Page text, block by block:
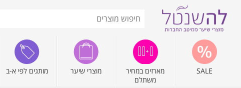
SALE
מארזים במחיר
משתלם
מוצרי שיער מותגים לפי א-ב